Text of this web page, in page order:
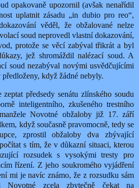
opakovaně upozornil (avšak nenařídil
uplatnit zásadu „in dubio pro reo“,
věděl, že obžalované nelze
soud neprovedl vlastní dokazování,
protože se věcí zabýval třikrát a byl
jež shromáždil nalézací soud. A
soud nezabýval novými usvědčujícími
když žádné nebyly.
předsedy senátu zlínského soudu
inteligentního, zkušeného trestního
Novotné obžaloby již 17. září
když současně pravomocně, tedy se
zprostil obžaloby dva zbývající
s tím, že v důkazní situaci, kterou
rozsudek s vysokými tresty pro
řízení. Z jeho soukromého vyjádření
mi je navíc známo, že z rozsudku sám
Novotné zcela zbytečně čekat na